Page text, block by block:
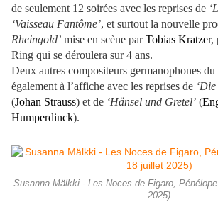
de seulement 12 soirées avec les reprises de
‘Vaisseau Fantôme’, et surtout la nouvelle
Rheingold’ mise en scène parTobias Kratzer,
Ring qui se déroulera sur 4 ans.
Deux autres compositeurs germanophones
également à l’affiche avec les reprises de
(Johan Strauss) et de ‘Hänsel und Gretel’ (
Humperdinck).
Susanna Mälkki - Les Noces de Figaro,
2025)